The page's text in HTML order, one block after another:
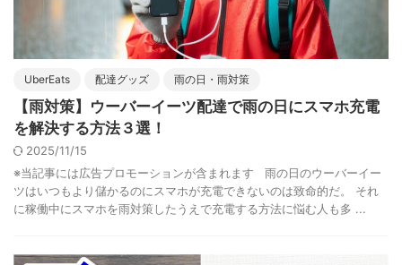
UberEats 配達グッズ 雨の日・雨対策
【雨対策】ウーバーイーツ配達で雨の日にスマホ充電
を解決する方法３選！
2025/11/15
※当記事には広告プロモーションが含まれます 雨の日のウーバーイー
ツはいつもより儲かるのにスマホが充電できないのは致命的だ。 それ
に稼働中にスマホを雨対策したうえで充電する方法に悩む人も多 ...